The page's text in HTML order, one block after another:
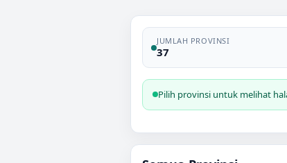
JUMLAH PROVINSI
37
Pilih provinsi untuk melihat